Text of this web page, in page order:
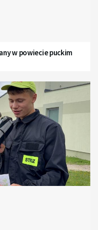
w powiecie puckim